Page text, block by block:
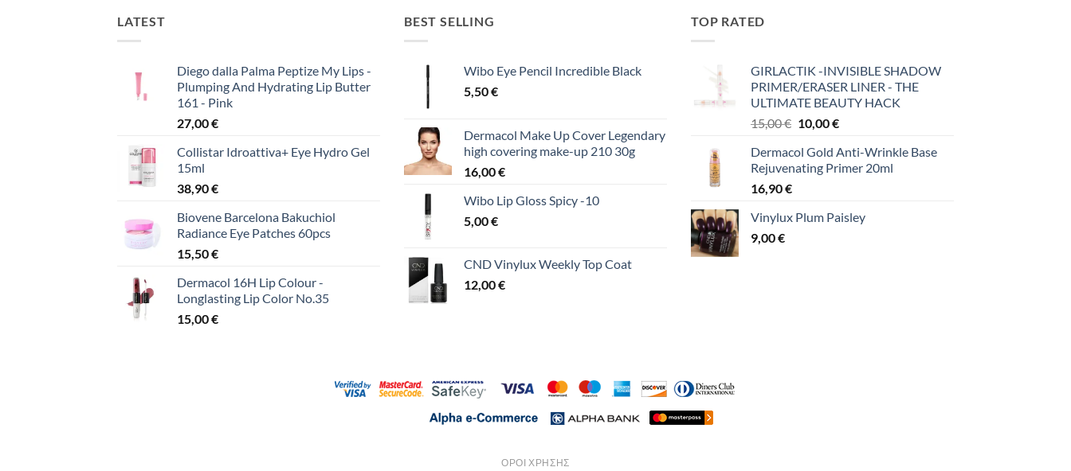
LATEST
Diego dalla Palma Peptize My Lips -
Plumping And Hydrating Lip Butter
161 - Pink
27,00€
Collistar Idroattiva+ Eye Hydro Gel
15ml
38,90€
Biovene Barcelona Bakuchiol
Radiance Eye Patches 60pcs
15,50€
Dermacol 16H Lip Colour -
Longlasting Lip Color No.35
15,00€
BEST SELLING
Wibo Eye Pencil Incredible Black
5,50€
Dermacol Make Up Cover Legendary
high covering make-up 210 30g
16,00€
Wibo Lip Gloss Spicy -10
5,00€
CND Vinylux Weekly Top Coat
12,00€
TOP RATED
GIRLACTIK -INVISIBLE SHADOW
PRIMER/ERASER LINER - THE
ULTIMATE BEAUTY HACK
15,00€ Original
was:
15,00 €.
10,00€Η
τιμή
είναι:
Dermacol Gold Anti-Wrinkle Base
Rejuvenating Primer 20ml
16,90€
Vinylux Plum Paisley
9,00€
ΌΡΟΙ ΧΡΉΣΗΣ